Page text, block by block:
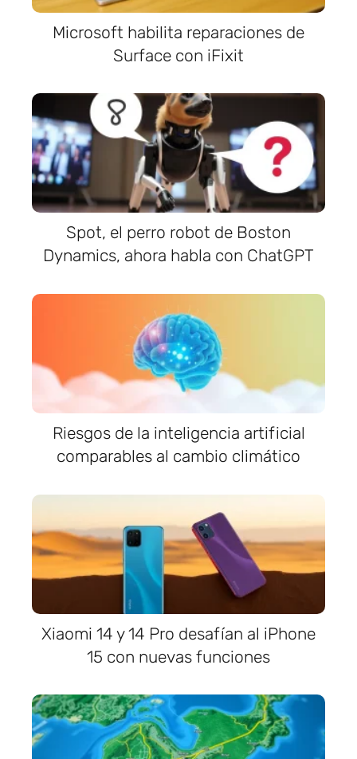
Microsoft habilita reparaciones de
Surface con iFixit
Spot, el perro robot de Boston
Dynamics, ahora habla con ChatGPT
Riesgos de la inteligencia artificial
comparables al cambio climático
Xiaomi 14 y 14 Pro desafían al iPhone
15 con nuevas funciones